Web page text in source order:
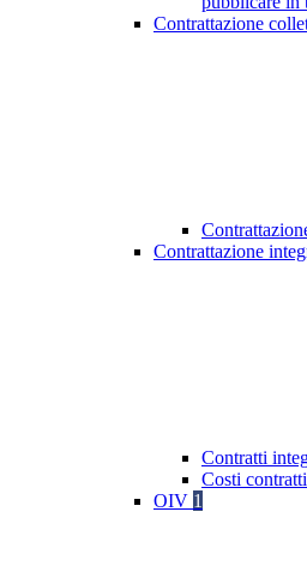
Contrattazione
Contrattazione
Contratti
Costi
OIV 1